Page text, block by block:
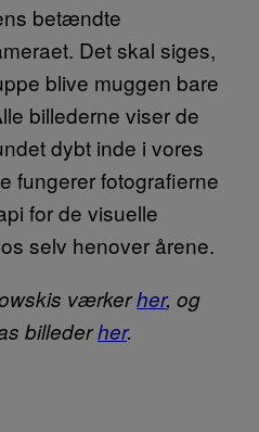
betændte
Det skal siges,
blive muggen bare
billederne viser de
dybt inde i vores
fungerer fotografierne
for de visuelle
selv henover årene.
værkerher, og
billederher.